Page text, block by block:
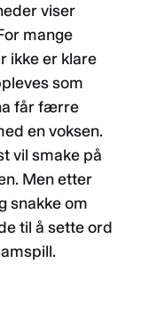
viser
mange
ikke er klare
som
får færre
en voksen.
vil smake på
Men etter
snakke om
til å sette ord